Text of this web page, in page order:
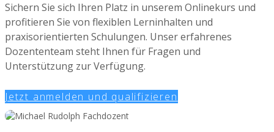
Sichern Sie sich Ihren Platz in unserem Onlinekurs und
profitieren Sie von flexiblen Lerninhalten und
praxisorientierten Schulungen. Unser erfahrenes
Dozententeam steht Ihnen für Fragen und
Unterstützung zur Verfügung.
Jetzt anmelden und qualifizieren